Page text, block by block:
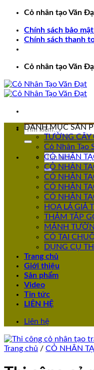
dung
Cỏ nhân tạo Văn
Chính sách bảo
Chính sách thanh
Cỏ nhân tạo Văn
Tìm
kiếm:
Tìm
kiếm:
DANH MỤC SẢN
TƯỜNG CÂY
Cỏ Nhân Tạo
CỎ NHÂN
CỎ NHÂN
CỎ NHÂN
CỎ NHÂN
CỎ NHÂN
HOA LÁ GIẢ
THẢM TẬP
MẢNH
CỎ TAI
DỤNG CỤ
Trang chủ
Giới thiệu
Sản phẩm
Video
Tin tức
LIÊN HỆ
Liên hệ
Trang chủ / CỎ NHÂN